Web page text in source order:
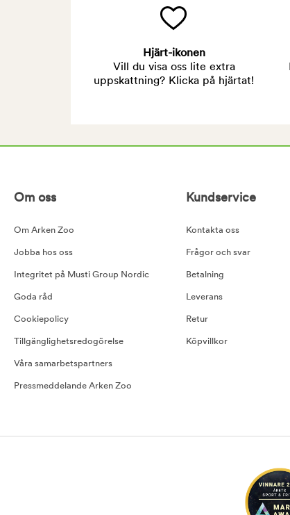
Hjärt-ikonen
Vill du visa oss lite extra
uppskattning? Klicka på hjärtat!
Om oss
Om Arken Zoo
Jobba hos oss
Integritet på Musti Group Nordic
Goda råd
Cookiepolicy
Tillgänglighetsredogörelse
Våra samarbetspartners
Pressmeddelande Arken Zoo
Kundservice
Kontakta oss
Frågor och svar
Betalning
Leverans
Retur
Köpvillkor